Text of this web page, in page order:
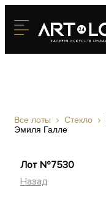
Все лоты Стекло
Эмиля Галле
Лот №7530
Назад